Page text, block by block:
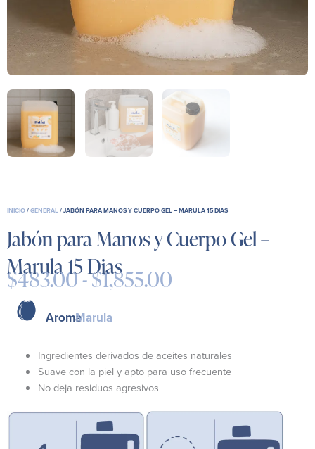
INICIO/GENERAL / JABÓN PARA MANOS Y CUERPO GEL – MARULA 15 DIAS
Jabón para Manos y Cuerpo Gel –
Marula 15 Dias
$483.00-$1,855.00
$483.00
hasta
AromaMarula
Ingredientes derivados de aceites naturales
Suave con la piel y apto para uso frecuente
No deja residuos agresivos